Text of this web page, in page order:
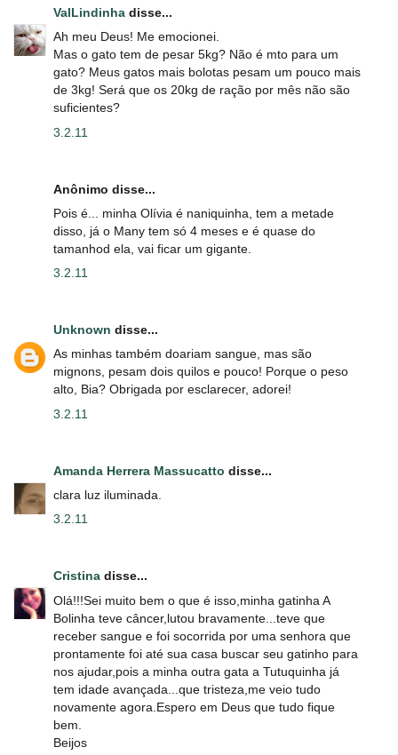
ValLindinha disse...
Ah meu Deus! Me emocionei.
Mas o gato tem de pesar 5kg? Não é mto para um
gato? Meus gatos mais bolotas pesam um pouco mais
de 3kg! Será que os 20kg de ração por mês não são
suficientes?
3.2.11
Anônimo disse...
Pois é... minha Olívia é naniquinha, tem a metade
disso, já o Many tem só 4 meses e é quase do
tamanhod ela, vai ficar um gigante.
3.2.11
Unknown disse...
As minhas também doariam sangue, mas são
mignons, pesam dois quilos e pouco! Porque o peso
alto, Bia? Obrigada por esclarecer, adorei!
3.2.11
Amanda Herrera Massucatto disse...
clara luz iluminada.
3.2.11
Cristina disse...
Olá!!!Sei muito bem o que é isso,minha gatinha A
Bolinha teve câncer,lutou bravamente...teve que
receber sangue e foi socorrida por uma senhora que
prontamente foi até sua casa buscar seu gatinho para
nos ajudar,pois a minha outra gata a Tutuquinha já
tem idade avançada...que tristeza,me veio tudo
novamente agora.Espero em Deus que tudo fique
bem.
Beijos